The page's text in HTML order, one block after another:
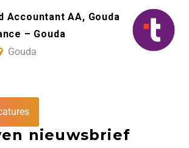
Accountant AA, Gouda
– Gouda
Gouda
nieuwsbrief